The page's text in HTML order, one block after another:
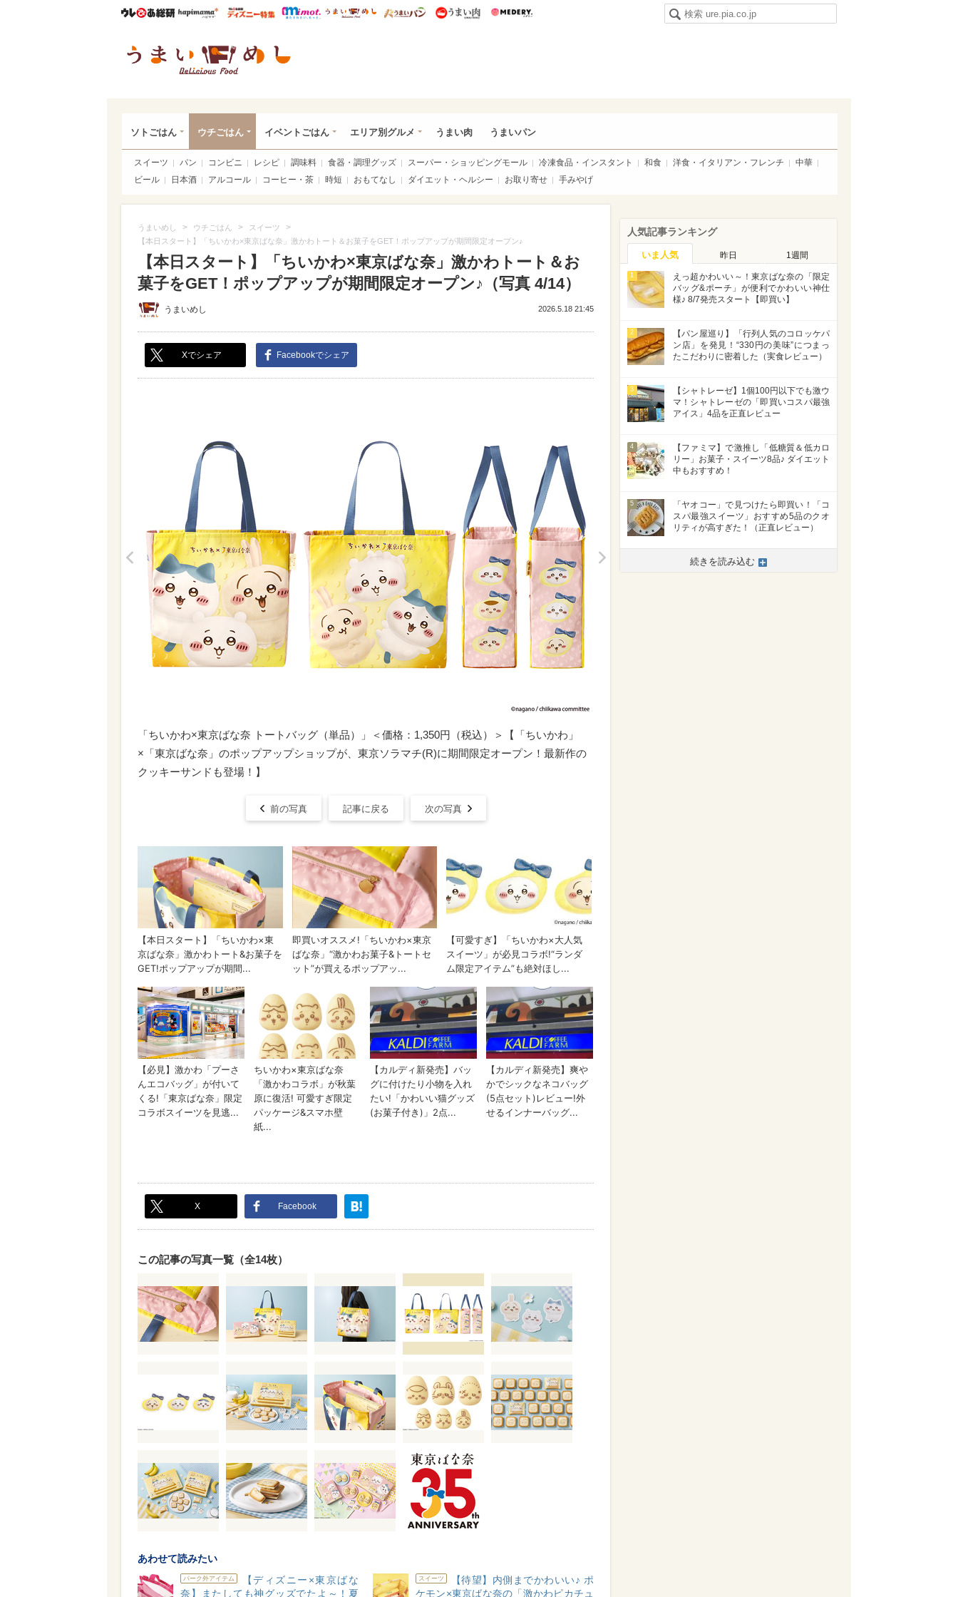
ウレぴあ総研ハピママ* ウレぴあ総研 ディズニー特集
mimot. うまいめし うまいパン うまい肉
ソトごはん ウチごはん イベントごはん エリア別グルメ うまい肉 うまいパン
スイーツ パン コンビニ レシピ 調味料 食器・調理グッズ スーパー・ショッピングモール 冷凍食品・インスタント 和食 洋食・イタリアン・フレンチ
中華
ビール
日本酒 アルコール コーヒー・茶 時短 おもてなし ダイエット・ヘルシー お取り寄せ 手みやげ
うまいめし > ウチごはん > スイーツ >
【本日スタート】「ちいかわ×東京ばな奈」激かわトート＆お菓子をGET！ポップアップが期間限定オープン♪
【本日スタート】「ちいかわ×東京ばな奈」激かわトート＆お
菓子をGET！ポップアップが期間限定オープン♪（写真 4/14）
うまいめし 2026.5.18 21:45
Xでシェア Facebookでシェア
「​​​ちいかわ×東京ばな奈 トートバッグ（単品）」＜価格：1,350円（税込）＞【「ちいかわ」
×「東京ばな奈」のポップアップショップが、東京ソラマチ(R)に期間限定オープン！最新作の
クッキーサンドも登場！】
前の写真 記事に戻る 次の写真
X Facebook
この記事の写真一覧（全14枚）
あわせて読みたい
パーク外アイテム
【ディズニー×東京ばな
奈】またしても神グッズでたよ～！夏
スイーツ
【待望】内側までかわいい♪ ポ
ケモン×東京ばな奈の「激かわピカチュ
人気記事ランキング
いま人気 昨日 1週間
1
えっ超かわいい～！東京ばな奈の「限定
バッグ&ポーチ」が便利でかわいい神仕
様♪ 8/7発売スタート【即買い】
2
【パン屋巡り】「行列人気のコロッケパ
ン店」を発見！“330円の美味”につまっ
たこだわりに密着した（実食レビュー）
3
【シャトレーゼ】1個100円以下でも激ウ
マ！シャトレーゼの「即買いコスパ最強
アイス」4品を正直レビュー
4
【ファミマ】で激推し「低糖質＆低カロ
リー」お菓子・スイーツ8品♪ ダイエット
中もおすすめ！
5
「ヤオコー」で見つけたら即買い！「コ
スパ最強スイーツ」おすすめ5品のクオ
リティが高すぎた！（正直レビュー）
続きを読み込む